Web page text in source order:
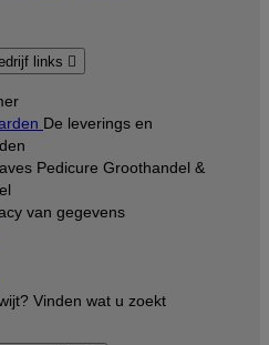
links 
De leverings en
Pedicure Groothandel &
van gegevens
Vinden wat u zoekt